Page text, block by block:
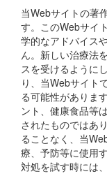
当Webサイトの著
す。このWebサイ
学的なアドバイス
ん。新しい治療法
スを受けるように
り、当Webサイト
る可能性がありま
ント、健康食品等
されたものではあ
ることなく、当
療、予防等に使用
対処を試す時には